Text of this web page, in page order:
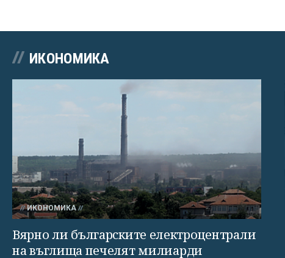
ИКОНОМИКА
ИКОНОМИКА
Вярно ли българските електроцентрали
на въглища печелят милиарди